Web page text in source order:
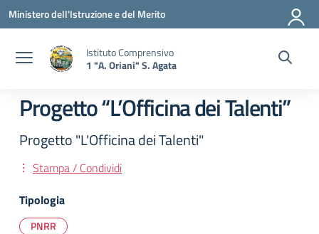
Vai ai contenuti
Vai al menu di navigazione
Vai al footer
Ministero dell'Istruzione e del Merito
Istituto Comprensivo
1 "A. Oriani" S. Agata
Progetto “L’Officina dei Talenti”
Progetto "L'Officina dei Talenti"
Stampa / Condividi
Tipologia
PNRR